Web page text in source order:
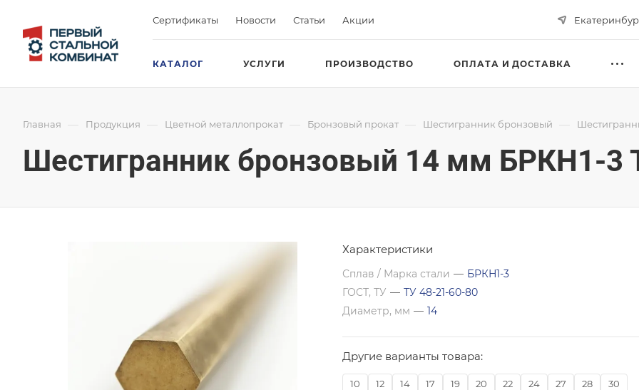
Сертификаты Новости Статьи Акции
КАТАЛОГ УСЛУГИ ПРОИЗВОДСТВО ОПЛАТА И ДОСТАВКА
Главная — Продукция — Цветной металлопрокат — Бронзовый прокат — Шестигранник бронзовый —
Шестигранник бронзовый 14 мм БРКН1-3
Характеристики
Сплав / Марка стали — БРКН1-3
ГОСТ, ТУ — ТУ 48-21-60-80
Диаметр, мм — 14
Другие варианты товара:
10 12 14 17 19 20 22 24 27 28
30